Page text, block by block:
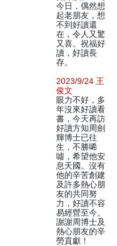
今日，偶然想
起老朋友，想
不到好讀還
在，令人又驚
又喜。祝福好
讀，好讀長
存。
2023/9/24 王
俊文
眼力不好，多
年沒來好讀看
書，今天再訪
好讀方知周劍
輝博士已往
生，不勝唏
噓，希望他安
息天國。沒有
他的辛苦創建
及許多熱心朋
友的共同努
力，好讀不容
易經營至今。
謝謝周博士及
熱心朋友的辛
勞貢獻！